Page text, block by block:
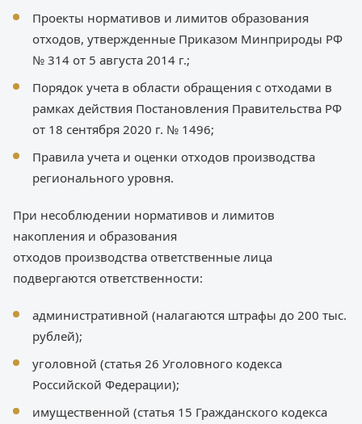
Проекты нормативов и лимитов образования
отходов, утвержденные Приказом Минприроды РФ
№ 314 от 5 августа 2014 г.;
Порядок учета в области обращения с отходами в
рамках действия Постановления Правительства РФ
от 18 сентября 2020 г. № 1496;
Правила учета и оценки отходов производства
регионального уровня.
При несоблюдении нормативов и лимитов
накопления и образования
отходов производства ответственные лица
подвергаются ответственности:
административной (налагаются штрафы до 200 тыс.
рублей);
уголовной (статья 26 Уголовного кодекса
Российской Федерации);
имущественной (статья 15 Гражданского кодекса